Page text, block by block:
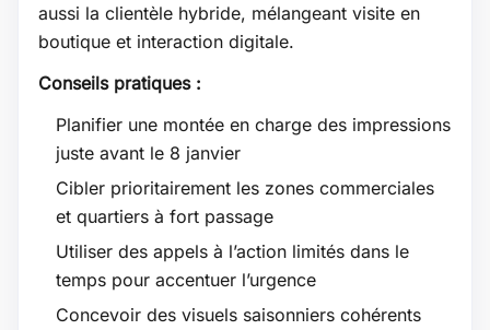
aussi la clientèle hybride, mélangeant visite en
boutique et interaction digitale.
Conseils pratiques :
Planifier une montée en charge des impressions
juste avant le 8 janvier
Cibler prioritairement les zones commerciales
et quartiers à fort passage
Utiliser des appels à l’action limités dans le
temps pour accentuer l’urgence
Concevoir des visuels saisonniers cohérents